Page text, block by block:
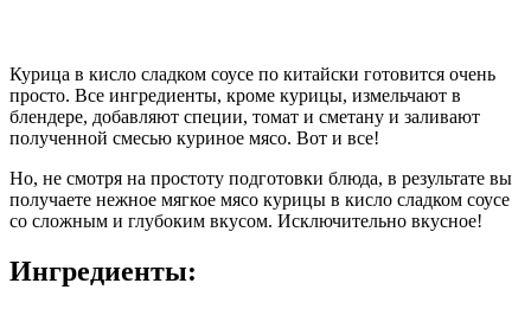
Курица в кисло сладком соусе по китайски готовится очень
просто. Все ингредиенты, кроме курицы, измельчают в
блендере, добавляют специи, томат и сметану и заливают
полученной смесью куриное мясо. Вот и все!
Но, не смотря на простоту подготовки блюда, в результате вы
получаете нежное мягкое мясо курицы в кисло сладком соусе
со сложным и глубоким вкусом. Исключительно вкусное!
Ингредиенты: